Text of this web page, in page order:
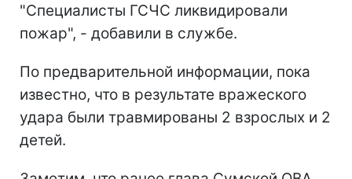
"Специалисты ГСЧС ликвидировали
пожар", - добавили в службе.
По предварительной информации, пока
известно, что в результате вражеского
удара были травмированы 2 взрослых и 2
детей.